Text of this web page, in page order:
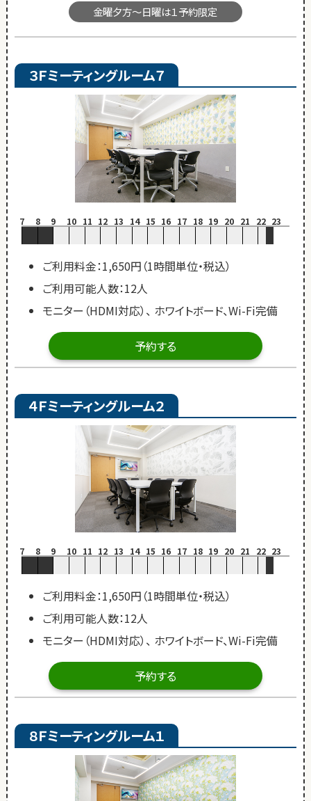
金曜夕方～日曜は１予約限定
３Ｆミーティングルーム７
7 8 9 10 11 12 13 14 15 16 17 18 19 20 21 22 23
ご利用料金：1,650円（1時間単位・税込）
ご利用可能人数：12人
モニター（HDMI対応）、 ホワイトボード、Wi-Fi完備
予約する
４Ｆミーティングルーム２
7 8 9 10 11 12 13 14 15 16 17 18 19 20 21 22 23
ご利用料金：1,650円（1時間単位・税込）
ご利用可能人数：12人
モニター（HDMI対応）、 ホワイトボード、Wi-Fi完備
予約する
８Ｆミーティングルーム１